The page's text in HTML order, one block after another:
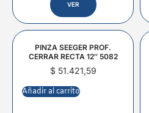
VER
PINZA SEEGER PROF.
CERRAR RECTA 12″ 5082
$51.421,59
Añadir al carrito